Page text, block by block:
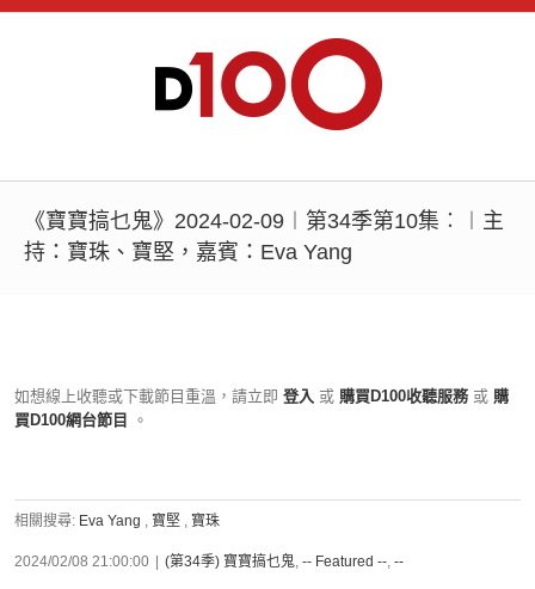
《寶寶搞乜鬼》2024-02-09︱第34季第10集︰︱主
持：寶珠、寶堅，嘉賓：Eva Yang
如想線上收聽或下載節目重溫，請立即 登入 或 購買D100收聽服務 或 購
買D100網台節目
。
相關搜尋: Eva Yang , 寶堅 , 寶珠
2024/02/08 21:00:00 (第34季) 寶寶搞乜鬼, -- Featured --, --